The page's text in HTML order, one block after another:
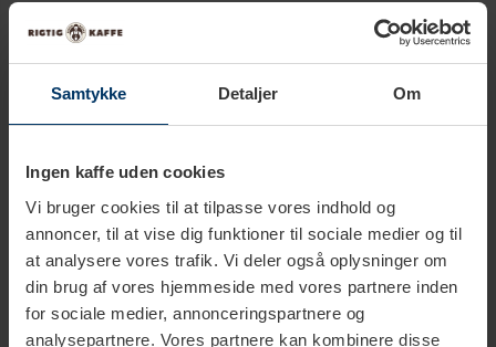
Samtykke Detaljer Om
Ingen kaffe uden cookies
Vi bruger cookies til at tilpasse vores indhold og
annoncer, til at vise dig funktioner til sociale medier og til
at analysere vores trafik. Vi deler også oplysninger om
din brug af vores hjemmeside med vores partnere inden
for sociale medier, annonceringspartnere og
analysepartnere. Vores partnere kan kombinere disse
Luigi Bormioli Atelier
Rødvinsglas Barolo/shiraz 80 cl
2 Stk
Luigi Bormioli Mixology
Shotglas/snapseglas 7 cl 6 Stk